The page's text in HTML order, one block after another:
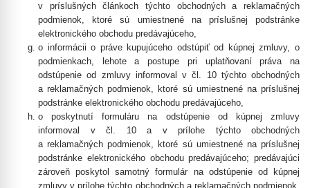
v príslušných článkoch týchto obchodných a reklamačných
podmienok, ktoré sú umiestnené na príslušnej podstránke
elektronického obchodu predávajúceho,
o informácii o práve kupujúceho odstúpiť od kúpnej zmluvy, o
podmienkach, lehote a postupe pri uplatňovaní práva na
odstúpenie od zmluvy informoval v čl. 10 týchto obchodných
a reklamačných podmienok, ktoré sú umiestnené na príslušnej
podstránke elektronického obchodu predávajúceho,
o poskytnutí formuláru na odstúpenie od kúpnej zmluvy
informoval v čl. 10 a v prílohe týchto obchodných
a reklamačných podmienok, ktoré sú umiestnené na príslušnej
podstránke elektronického obchodu predávajúceho; predávajúci
zároveň poskytol samotný formulár na odstúpenie od kúpnej
zmluvy v prílohe týchto obchodných a reklamačných podmienok,